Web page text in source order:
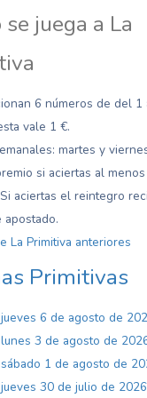
se juega a La
6 números de del 1
vale 1 €.
martes y
si aciertas al
aciertas el reintegro
apostado.
La Primitiva anteriores
Primitivas
6 de agosto de
3 de agosto de
1 de agosto de
30 de julio de 2026